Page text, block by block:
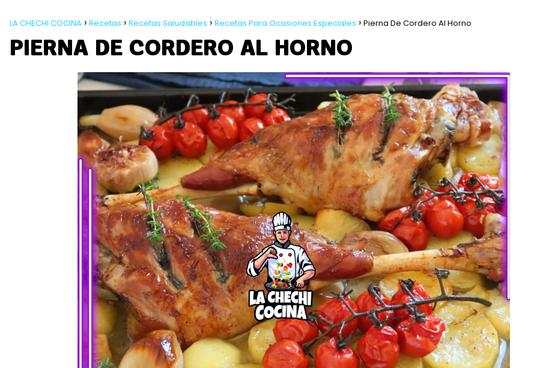
LA CHECHI COCINA Recetas Recetas Saludables Recetas Para Ocasiones Especiales Pierna De Cordero Al Horno
PIERNA DE CORDERO AL HORNO